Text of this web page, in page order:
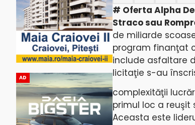
AD
# Oferta Alpha
Straco sau
de miliarde
program finanţat
include asfaltare
licitaţie s-au
complexităţii
primul loc a reuşit
Aceasta este